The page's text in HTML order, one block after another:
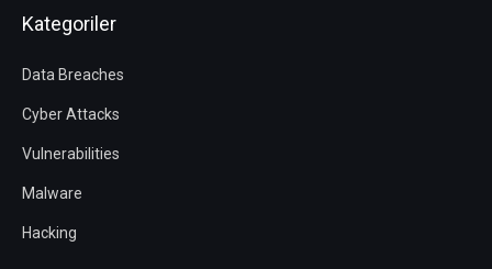
Kategoriler
Data Breaches
Cyber Attacks
Vulnerabilities
Malware
Hacking